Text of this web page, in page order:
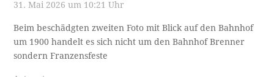
31. Mai 2026 um 10:21 Uhr
Beim beschädgten zweiten Foto mit Blick auf den Bahnhof
um 1900 handelt es sich nicht um den Bahnhof Brenner
sondern Franzensfeste